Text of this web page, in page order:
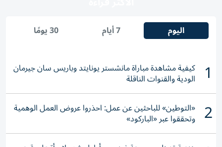
اليوم 7 أيام 30 يومًا
1 كيفية مشاهدة مباراة مانشستر يونايتد وباريس سان جيرمان
الودية والقنوات الناقلة
2 «التوطين» للباحثين عن عمل: احذروا عروض العمل الوهمية
وتحققوا عبر «الباركود»